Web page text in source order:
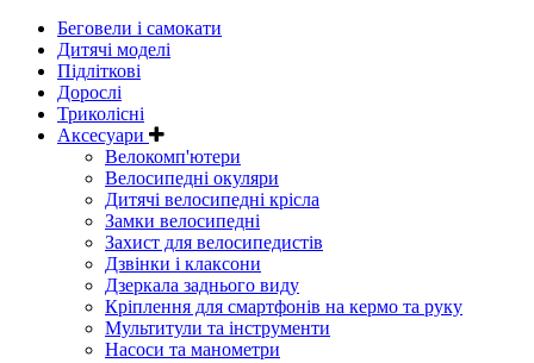
Беговели і самокати
Дитячі моделі
Підліткові
Дорослі
Триколісні
Аксесуари
Велокомп'ютери
Велосипедні окуляри
Дитячі велосипедні крісла
Замки велосипедні
Захист для велосипедистів
Дзвінки і клаксони
Дзеркала заднього виду
Кріплення для смартфонів на кермо та руку
Мультитули та інструменти
Насоси та манометри